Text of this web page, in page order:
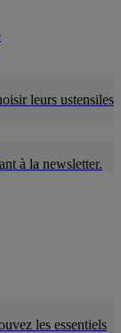
leurs ustensiles
à la newsletter.
les essentiels